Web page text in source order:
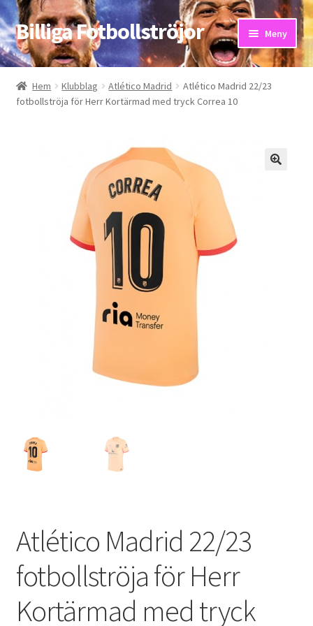
Hoppa
till
navigering
Hoppa
till
innehåll
Billiga Fotbollströjor Meny
Hem
Bloggar
Kontakta oss
Hem Klubblag Atlético Madrid
Atlético Madrid 22/23
fotbollströja för Herr Kortärmad med tryck Correa 10
Atlético Madrid 22/23
fotbollströja för Herr
Kortärmad med tryck